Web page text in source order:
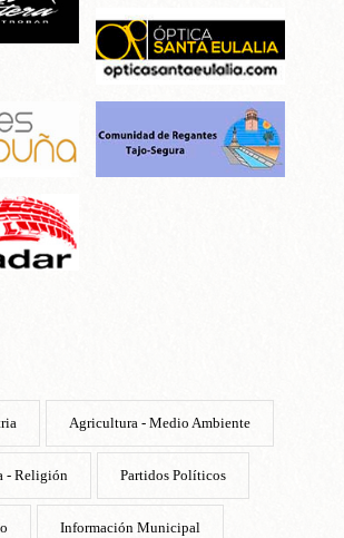
Agricultura - Medio Ambiente
- Religión Partidos Políticos
Información Municipal